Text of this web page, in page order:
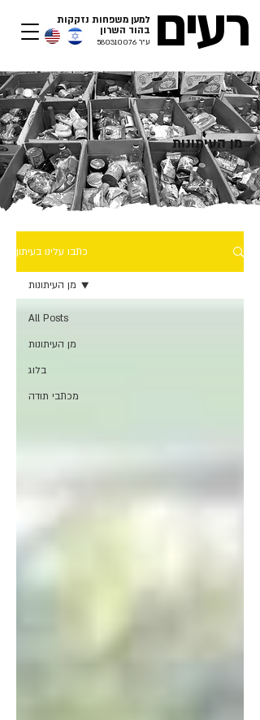
רעים ע"ר 580310076
למען משפחות נזקקות
בהוד השרון​
מן העיתונות
כתבו עלינו בעיתון
All Posts
מן העיתונות
בלוג
מכתבי תודה
מן העיתונות